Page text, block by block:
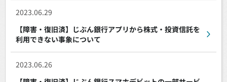
2023.06.29
【障害・復旧済】じぶん銀行アプリから株式・投資信託を
利用できない事象について
2023.06.26